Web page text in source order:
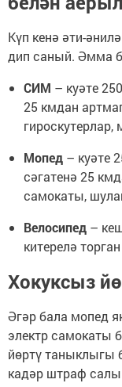
Күп кенә әти-
дип саный. Әмма
СИМ – куәте
25 кмдан
гироскутерлар,
Мопед – куәте
сәгатенә 25
самокаты,
Велосипед –
китерелә
Хокуксыз
Әгәр бала мопед
электр самокаты
йөртү таныклыгы
кадәр штраф